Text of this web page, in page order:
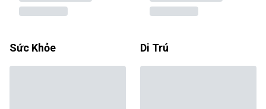
Sức Khỏe Di Trú